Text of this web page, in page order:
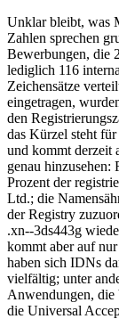
Unklar bleibt, was
Zahlen sprechen
Bewerbungen, die
lediglich 116
Zeichensätze
eingetragen,
den
das Kürzel steht für
und kommt derzeit
genau
Prozent der
Ltd.; die
der Registry
.xn--3ds443g
kommt aber auf
haben sich IDNs
vielfältig; unter
Anwendungen,
die Universal